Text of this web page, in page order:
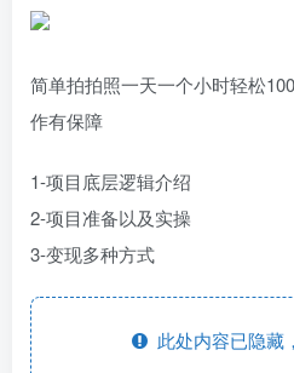
简单拍拍照一天一个小时轻松
作有保障
1-项目底层逻辑介绍
2-项目准备以及实操
3-变现多种方式
此处内容已隐藏